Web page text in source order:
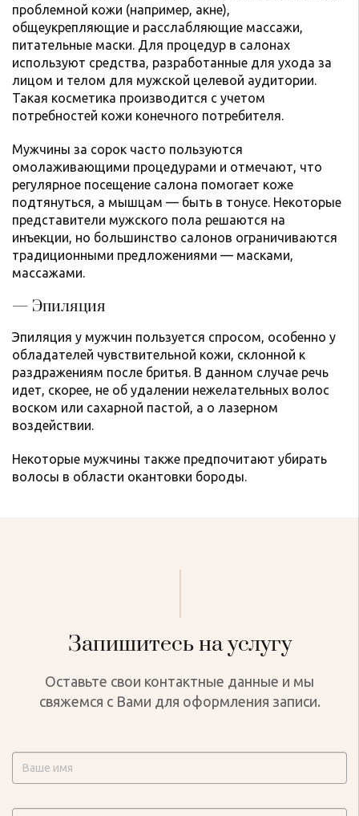
проблемной кожи (например, акне),
общеукрепляющие и расслабляющие массажи,
питательные маски. Для процедур в салонах
используют средства, разработанные для ухода за
лицом и телом для мужской целевой аудитории.
Такая косметика производится с учетом
потребностей кожи конечного потребителя.
Мужчины за сорок часто пользуются
омолаживающими процедурами и отмечают, что
регулярное посещение салона помогает коже
подтянуться, а мышцам — быть в тонусе. Некоторые
представители мужского пола решаются на
инъекции, но большинство салонов ограничиваются
традиционными предложениями — масками,
массажами.
— Эпиляция
Эпиляция у мужчин пользуется спросом, особенно у
обладателей чувствительной кожи, склонной к
раздражениям после бритья. В данном случае речь
идет, скорее, не об удалении нежелательных волос
воском или сахарной пастой, а о лазерном
воздействии.
Некоторые мужчины также предпочитают убирать
волосы в области окантовки бороды.
Запишитесь на услугу
Оставьте свои контактные данные и мы
свяжемся с Вами для оформления записи.